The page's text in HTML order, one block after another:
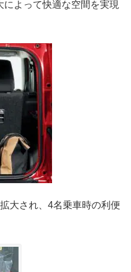
よって快適な空間を実現
大され、4名乗車時の利便